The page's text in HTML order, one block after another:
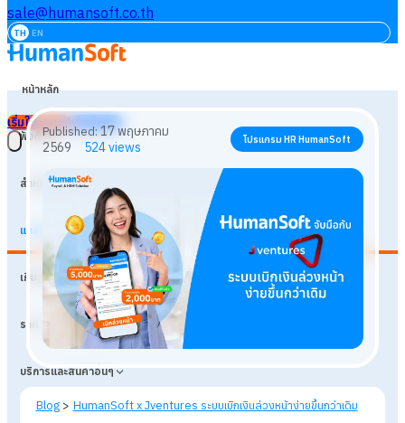
sale@humansoft.co.th
TH EN
หน้าหลัก
ฟังก์ชัน
สำหรับธุรกิจ
แหล่งเรียนรู้
เกี่ยวกับเรา
ราคา
บริการและสินค้าอื่นๆ
เริ่มใช้งานฟรี เข้าสู่ระบบ
Published:17 พฤษภาคม
2569 524views โปรแกรม HR HumanSoft